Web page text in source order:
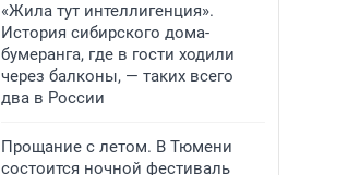
«Жила тут интеллигенция».
История сибирского дома-
бумеранга, где в гости ходили
через балконы, — таких всего
два в России
Прощание с летом. В Тюмени
состоится ночной фестиваль